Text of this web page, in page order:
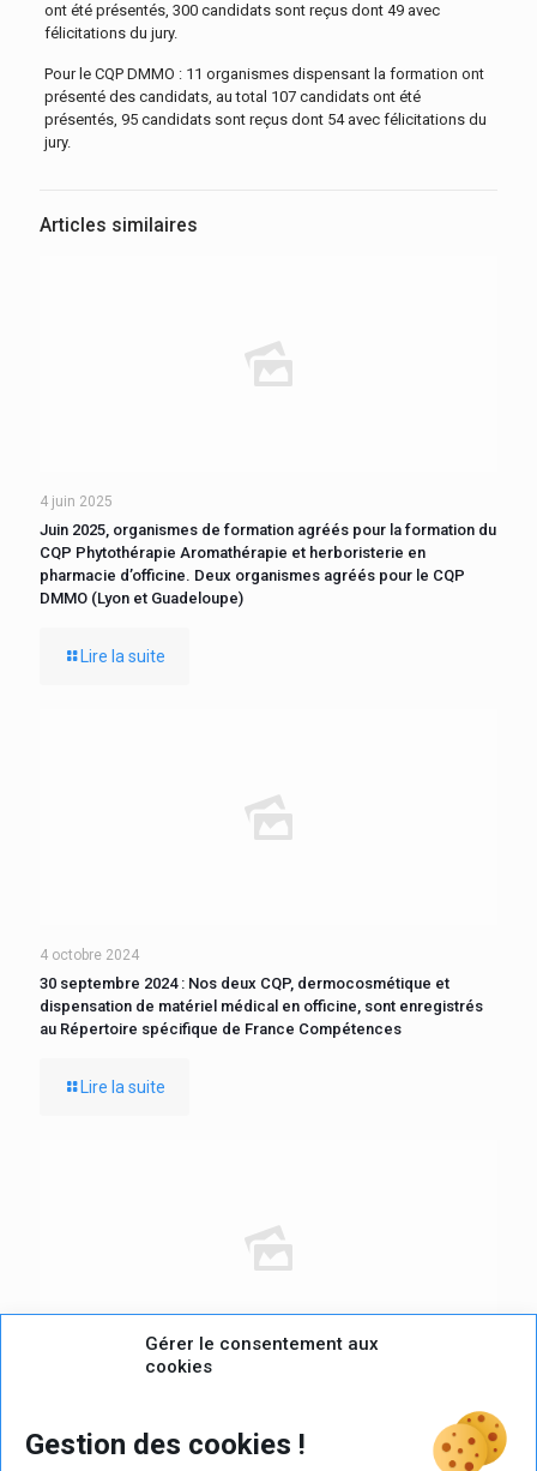
Gérer le consentement aux
cookies
Gestion des cookies !
ont été présentés, 300 candidats sont reçus dont 49 avec
félicitations du jury.
Pour le CQP DMMO : 11 organismes dispensant la formation ont
présenté des candidats, au total 107 candidats ont été
présentés, 95 candidats sont reçus dont 54 avec félicitations du
jury.
Articles similaires
4 juin 2025
Juin 2025, organismes de formation agréés pour la formation du
CQP Phytothérapie Aromathérapie et herboristerie en
pharmacie d’officine. Deux organismes agréés pour le CQP
DMMO (Lyon et Guadeloupe)
Lire la suite
4 octobre 2024
30 septembre 2024 : Nos deux CQP, dermocosmétique et
dispensation de matériel médical en officine, sont enregistrés
au Répertoire spécifique de France Compétences
Lire la suite
matériel médical à l’officine se sont tenus le 10 juin, le 25 juin, le
8 juillet et 9 septembre 2024. La liste des candidats admis est